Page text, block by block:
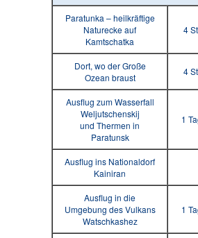
Paratunka – heilkräftige
Naturecke auf
Kamtschatka
4
Dort, wo der Große
Ozean braust
4
Ausflug zum Wasserfall
Weljutschenskij
und Thermen in
Paratunsk
1
Ausflug ins Nationaldorf
Kainiran
Ausflug in die
Umgebung des Vulkans
Watschkashez
1